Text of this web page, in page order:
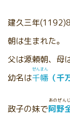
建久三年
朝は生まれた。
父は源頼朝、母
幼名は千幡
せんまん
（千
政子の妹で阿野
あのぜん